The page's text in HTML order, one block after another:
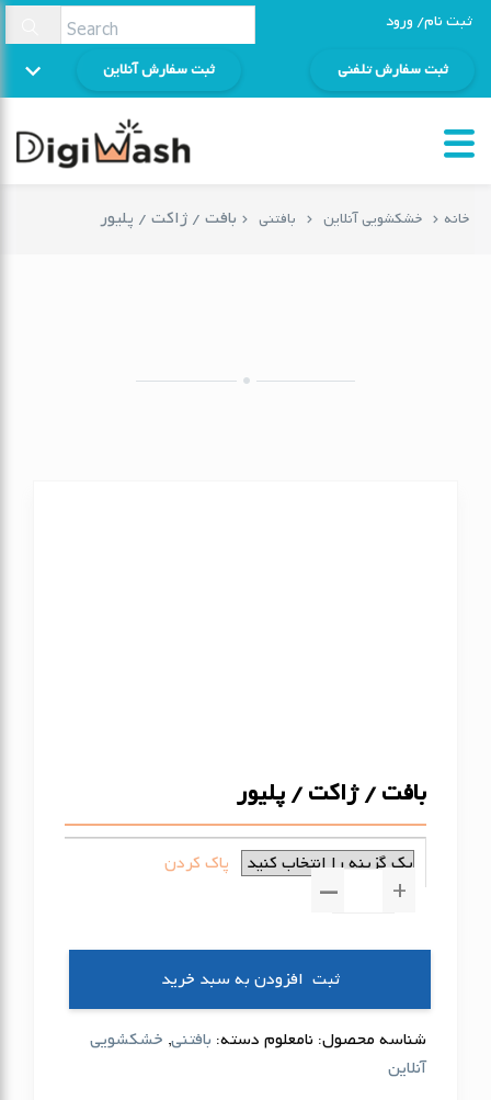
ثبت نام/ ورود
ثبت سفارش آنلاین ثبت سفارش تلفنی
خانه خشکشویی آنلاین بافتنی بافت / ژاکت / پلیور
بافت / ژاکت / پلیور
پاک کردن
بافت
عدد
افزودن به سبد خرید
شناسه محصول: نامعلوم دسته: بافتنی, خشکشویی
آنلاین